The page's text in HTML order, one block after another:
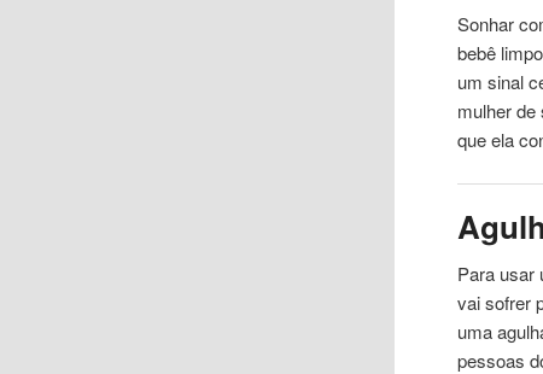
Sonhar
bebê
um sinal
mulher de
que ela
Para usar
vai sofrer
uma
pessoas